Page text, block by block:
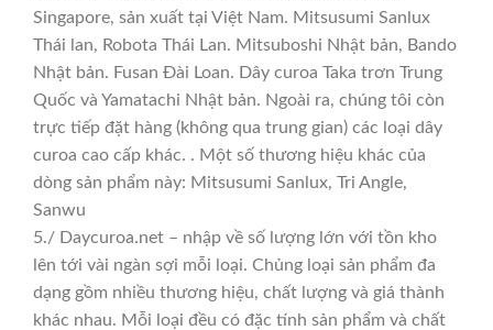
Singapore, sản xuất tại Việt Nam. Mitsusumi Sanlux
Thái lan, Robota Thái Lan. Mitsuboshi Nhật bản, Bando
Nhật bản. Fusan Đài Loan. Dây curoa Taka trơn Trung
Quốc và Yamatachi Nhật bản. Ngoài ra, chúng tôi còn
trực tiếp đặt hàng (không qua trung gian) các loại dây
curoa cao cấp khác. . Một số thương hiệu khác của
dòng sản phẩm này: Mitsusumi Sanlux, Tri Angle,
Sanwu
5./ Daycuroa.net – nhập về số lượng lớn với tồn kho
lên tới vài ngàn sợi mỗi loại. Chủng loại sản phẩm đa
dạng gồm nhiều thương hiệu, chất lượng và giá thành
khác nhau. Mỗi loại đều có đặc tính sản phẩm và chất